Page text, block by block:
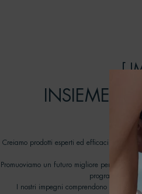
[
INSIEME
Creiamo prodotti esperti ed efficaci, pensati
Promuoviamo un futuro migliore per i nostri
programma
I nostri impegni comprendono tutti gli